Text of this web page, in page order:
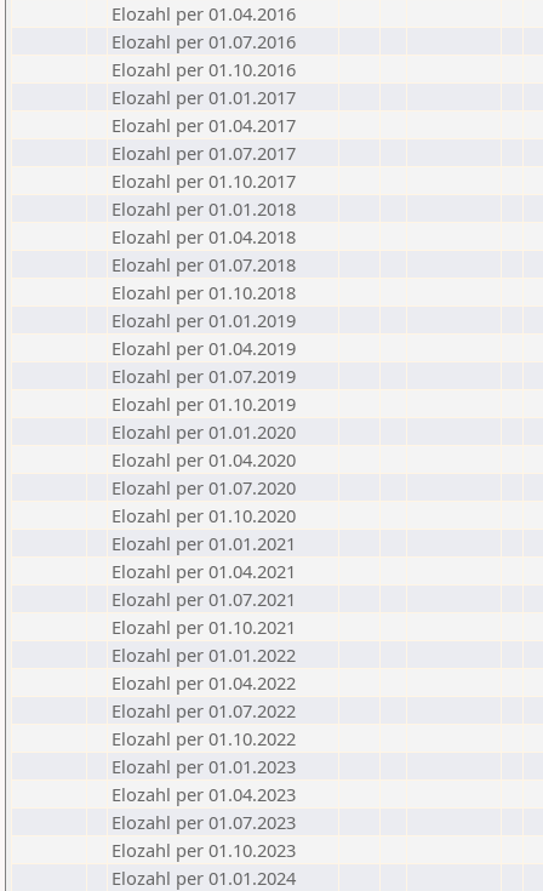
Elozahl per 01.04.2016
Elozahl per 01.07.2016
Elozahl per 01.10.2016
Elozahl per 01.01.2017
Elozahl per 01.04.2017
Elozahl per 01.07.2017
Elozahl per 01.10.2017
Elozahl per 01.01.2018
Elozahl per 01.04.2018
Elozahl per 01.07.2018
Elozahl per 01.10.2018
Elozahl per 01.01.2019
Elozahl per 01.04.2019
Elozahl per 01.07.2019
Elozahl per 01.10.2019
Elozahl per 01.01.2020
Elozahl per 01.04.2020
Elozahl per 01.07.2020
Elozahl per 01.10.2020
Elozahl per 01.01.2021
Elozahl per 01.04.2021
Elozahl per 01.07.2021
Elozahl per 01.10.2021
Elozahl per 01.01.2022
Elozahl per 01.04.2022
Elozahl per 01.07.2022
Elozahl per 01.10.2022
Elozahl per 01.01.2023
Elozahl per 01.04.2023
Elozahl per 01.07.2023
Elozahl per 01.10.2023
Elozahl per 01.01.2024